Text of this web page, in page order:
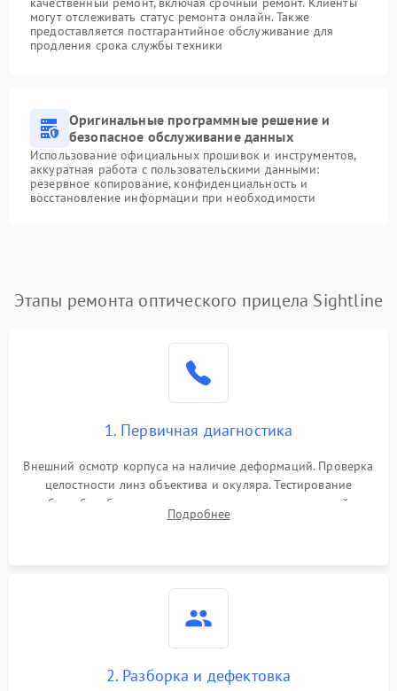
могут отслеживать статус ремонта онлайн. Также
предоставляется постгарантийное обслуживание для
продления срока службы техники
Оригинальные программные решение и
безопасное обслуживание данных
Использование официальных прошивок и инструментов,
аккуратная работа с пользовательскими данными:
резервное копирование, конфиденциальность и
восстановление информации при необходимости
Этапы ремонта оптического прицела Sightline
1. Первичная диагностика
Внешний осмотр корпуса на наличие деформаций. Проверка
целостности линз объектива и окуляра. Тестирование
работы барабанчиков ввода поправок, кольца отстройки
параллакса и зума. Выявление сколов, внутренних
Подробнее
2. Разборка и дефектовка